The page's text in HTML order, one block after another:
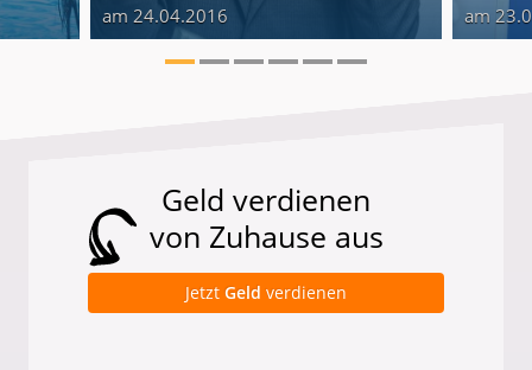
am 24.04.2016 am
Geld verdienen
von Zuhause aus
Jetzt Geld verdienen